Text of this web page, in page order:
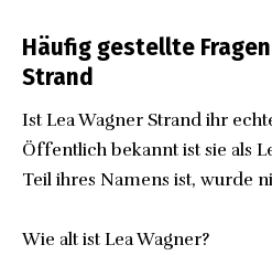
Häufig gestellte
Strand
Ist Lea Wagner Strand ihr
Öffentlich bekannt ist sie als
Teil ihres Namens ist, wurde
Wie alt ist Lea Wagner?